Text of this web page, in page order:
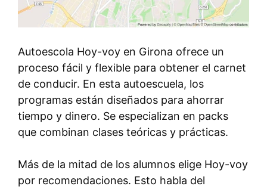
Autoescola Hoy-voy en Girona ofrece un
proceso fácil y flexible para obtener el carnet
de conducir. En esta autoescuela, los
programas están diseñados para ahorrar
tiempo y dinero. Se especializan en packs
que combinan clases teóricas y prácticas.
Más de la mitad de los alumnos elige Hoy-voy
por recomendaciones. Esto habla del